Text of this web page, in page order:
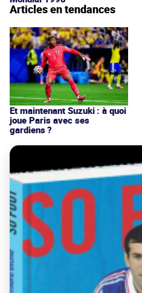
Articles en tendances
Et maintenant Suzuki : à quoi
joue Paris avec ses
gardiens ?